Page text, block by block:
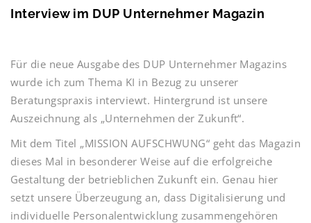
Interview im DUP Unternehmer Magazin
Für die neue Ausgabe des DUP Unternehmer Magazins
wurde ich zum Thema KI in Bezug zu unserer
Beratungspraxis interviewt. Hintergrund ist unsere
Auszeichnung als „Unternehmen der Zukunft“.
Mit dem Titel „MISSION AUFSCHWUNG“ geht das Magazin
dieses Mal in besonderer Weise auf die erfolgreiche
Gestaltung der betrieblichen Zukunft ein. Genau hier
setzt unsere Überzeugung an, dass Digitalisierung und
individuelle Personalentwicklung zusammengehören